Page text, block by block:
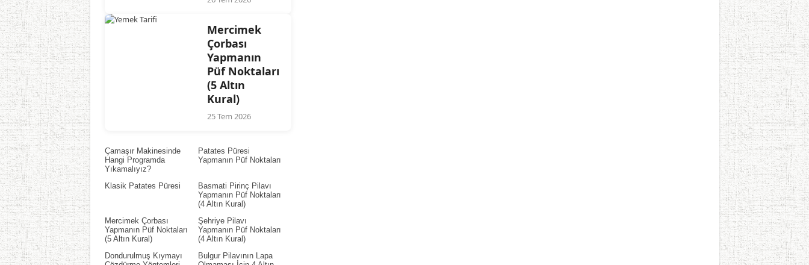
Mercimek
Çorbası
Yapmanın
Püf Noktaları
(5 Altın
Kural)
25 Tem 2026
Çamaşır Makinesinde
Hangi Programda
Yıkamalıyız?
Patates Püresi
Yapmanın Püf Noktaları
Klasik Patates Püresi
Basmati Pirinç Pilavı
Yapmanın Püf Noktaları
(4 Altın Kural)
Mercimek Çorbası
Yapmanın Püf Noktaları
(5 Altın Kural)
Şehriye Pilavı
Yapmanın Püf Noktaları
(4 Altın Kural)
Dondurulmuş Kıymayı
Bulgur Pilavının Lapa